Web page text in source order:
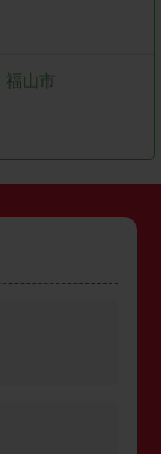
福山市